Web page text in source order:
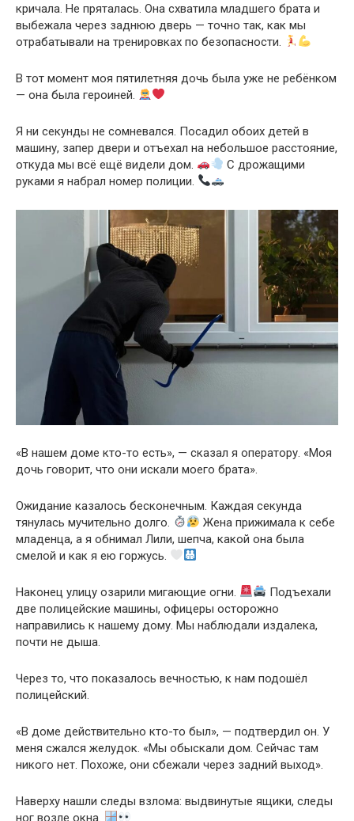
кричала. Не пряталась. Она схватила младшего брата и
выбежала через заднюю дверь — точно так, как мы
отрабатывали на тренировках по безопасности.
В тот момент моя пятилетняя дочь была уже не ребёнком
— она была героиней.
Я ни секунды не сомневался. Посадил обоих детей в
машину, запер двери и отъехал на небольшое расстояние,
откуда мы всё ещё видели дом.
С дрожащими
руками я набрал номер полиции.
«В нашем доме кто-то есть», — сказал я оператору. «Моя
дочь говорит, что они искали моего брата».
Ожидание казалось бесконечным. Каждая секунда
тянулась мучительно долго.
Жена прижимала к себе
младенца, а я обнимал Лили, шепча, какой она была
смелой и как я ею горжусь.
Наконец улицу озарили мигающие огни.
Подъехали
две полицейские машины, офицеры осторожно
направились к нашему дому. Мы наблюдали издалека,
почти не дыша.
Через то, что показалось вечностью, к нам подошёл
полицейский.
«В доме действительно кто-то был», — подтвердил он. У
меня сжался желудок. «Мы обыскали дом. Сейчас там
никого нет. Похоже, они сбежали через задний выход».
Наверху нашли следы взлома: выдвинутые ящики, следы
ног возле окна.